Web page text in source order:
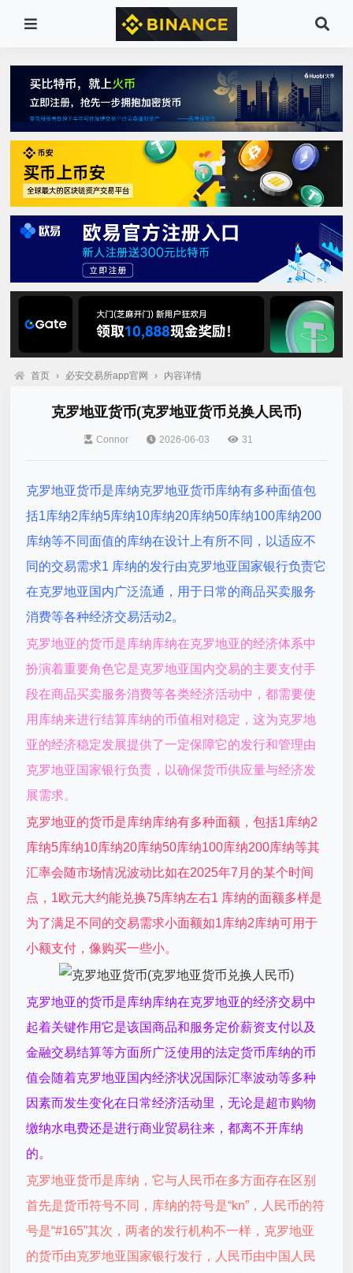
首页 › 必安交易所app官网 › 内容详情
克罗地亚货币(克罗地亚货币兑换人民币)
Connor 2026-06-03 31
克罗地亚货币是库纳克罗地亚货币库纳有多种面值包
括1库纳2库纳5库纳10库纳20库纳50库纳100库纳200
库纳等不同面值的库纳在设计上有所不同，以适应不
同的交易需求1 库纳的发行由克罗地亚国家银行负责它
在克罗地亚国内广泛流通，用于日常的商品买卖服务
消费等各种经济交易活动2。
克罗地亚的货币是库纳库纳在克罗地亚的经济体系中
扮演着重要角色它是克罗地亚国内交易的主要支付手
段在商品买卖服务消费等各类经济活动中，都需要使
用库纳来进行结算库纳的币值相对稳定，这为克罗地
亚的经济稳定发展提供了一定保障它的发行和管理由
克罗地亚国家银行负责，以确保货币供应量与经济发
展需求。
克罗地亚的货币是库纳库纳有多种面额，包括1库纳2
库纳5库纳10库纳20库纳50库纳100库纳200库纳等其
汇率会随市场情况波动比如在2025年7月的某个时间
点，1欧元大约能兑换75库纳左右1 库纳的面额多样是
为了满足不同的交易需求小面额如1库纳2库纳可用于
小额支付，像购买一些小。
克罗地亚的货币是库纳库纳在克罗地亚的经济交易中
起着关键作用它是该国商品和服务定价薪资支付以及
金融交易结算等方面所广泛使用的法定货币库纳的币
值会随着克罗地亚国内经济状况国际汇率波动等多种
因素而发生变化在日常经济活动里，无论是超市购物
缴纳水电费还是进行商业贸易往来，都离不开库纳
的。
克罗地亚货币是库纳，它与人民币在多方面存在区别
首先是货币符号不同，库纳的符号是“kn”，人民币的符
号是“#165”其次，两者的发行机构不一样，克罗地亚
的货币由克罗地亚国家银行发行，人民币由中国人民